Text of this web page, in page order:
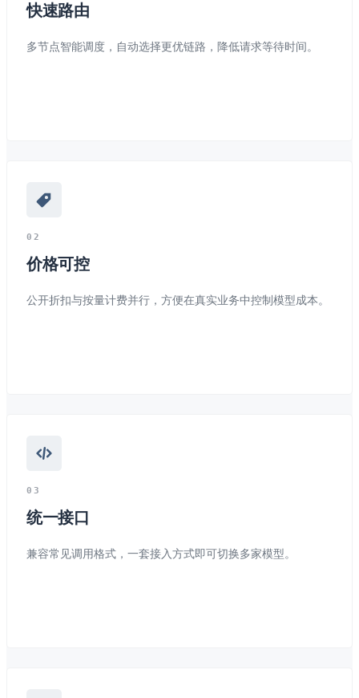
快速路由
多节点智能调度，自动选择更优链路，降低请求等待时间。
0 2
价格可控
公开折扣与按量计费并行，方便在真实业务中控制模型成本。
0 3
统一接口
兼容常见调用格式，一套接入方式即可切换多家模型。